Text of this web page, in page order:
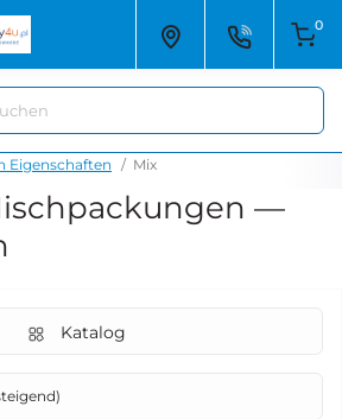
0
Eigenschaften Mix
—
Katalog